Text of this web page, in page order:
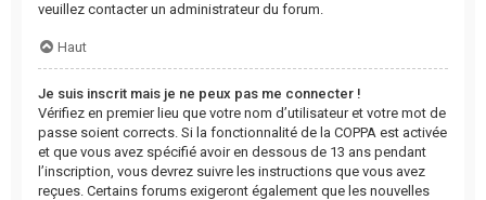
veuillez contacter un administrateur du forum.
Haut
Je suis inscrit mais je ne peux pas me connecter !
Vérifiez en premier lieu que votre nom d’utilisateur et votre mot de
passe soient corrects. Si la fonctionnalité de la COPPA est activée
et que vous avez spécifié avoir en dessous de 13 ans pendant
l’inscription, vous devrez suivre les instructions que vous avez
reçues. Certains forums exigeront également que les nouvelles